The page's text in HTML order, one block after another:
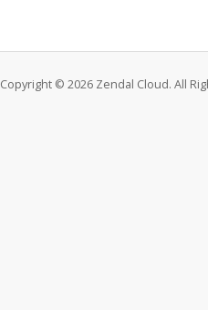
Copyright © 2026 Zendal Cloud. All